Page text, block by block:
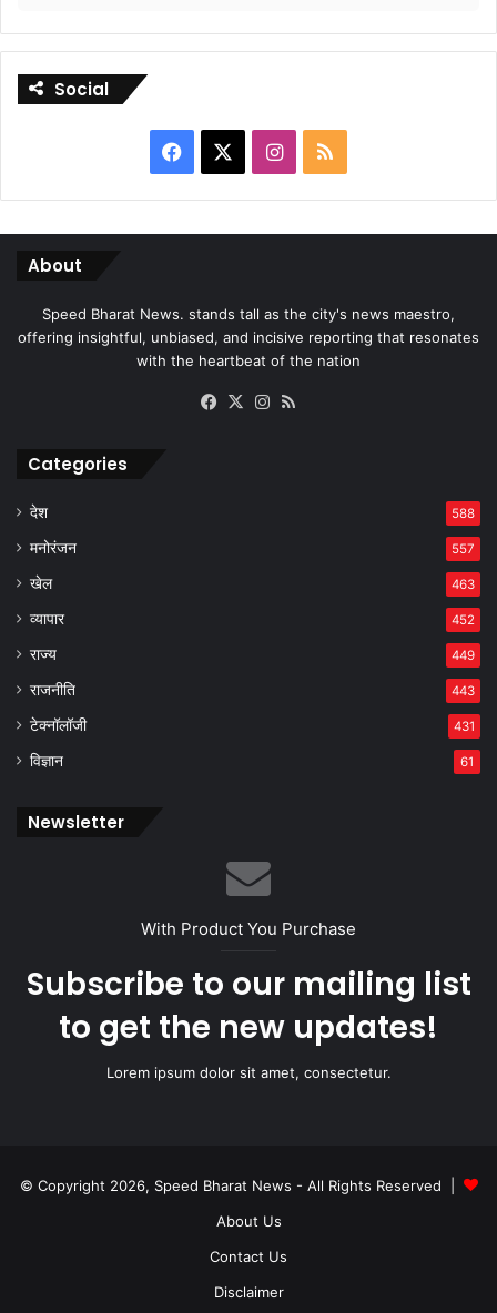
Social
Facebook Instagram
RSS
About
Speed Bharat News. stands tall as the city's news maestro,
offering insightful, unbiased, and incisive reporting that resonates
with the heartbeat of the nation
Facebook
X Instagram
Categories
देश 588
मनोरंजन 557
खेल 463
व्यापार 452
राज्य 449
राजनीति 443
टेक्नॉलॉजी 431
विज्ञान 61
Newsletter
With Product You Purchase
Subscribe to our mailing list
to get the new updates!
Lorem ipsum dolor sit amet, consectetur.
© Copyright 2026, Speed Bharat News - All Rights Reserved |
About Us
Contact Us
Disclaimer